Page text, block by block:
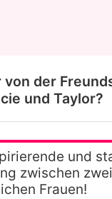
von der
und Taylor?
und
zwischen zwei
Frauen!